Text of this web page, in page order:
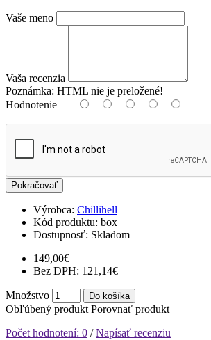
Vaše meno
Vaša recenzia
Poznámka: HTML nie je preložené!
Hodnotenie
Pokračovať
Výrobca: Chillihell
Kód produktu: box
Dostupnosť: Skladom
149,00€
Bez DPH: 121,14€
Množstvo Do košíka
Obľúbený produkt Porovnať produkt
Počet hodnotení: 0 /Napísať recenziu